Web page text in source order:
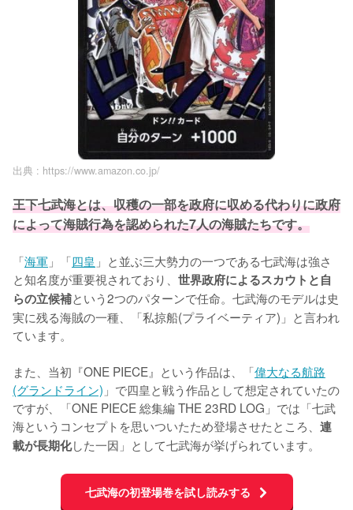
出典 : https://www.amazon.co.jp/
王下七武海とは、収穫の一部を政府に収める代わりに政府
によって海賊行為を認められた7人の海賊たちです。
「海軍 」「四皇 」と並ぶ三大勢力の一つである七武海は強さ
と知名度が重要視されており、 世界政府によるスカウトと自
らの立候補という2つのパターンで任命。七武海のモデルは史
実に残る海賊の一種、「私掠船(プライベーティア)」と言われ
ています。
また、当初『ONE PIECE』という作品は、「偉大なる航路
(グランドライン) 」で四皇と戦う作品として想定されていたの
ですが、「ONE PIECE 総集編 THE 23RD LOG」では「七武
海というコンセプトを思いついたため登場させたところ、 連
載が長期化した一因」として七武海が挙げられています。
七武海の初登場巻を試し読みする